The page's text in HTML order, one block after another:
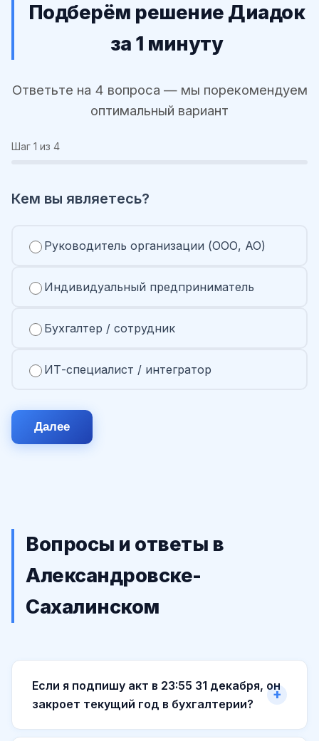
Подберём решение Диадок
за 1 минуту
Ответьте на 4 вопроса — мы порекомендуем
оптимальный вариант
Шаг 1 из 4
Кем вы являетесь?
Руководитель организации (ООО, АО)
Индивидуальный предприниматель
Бухгалтер / сотрудник
ИТ-специалист / интегратор
Далее
Вопросы и ответы в
Александровске-
Сахалинском
Если я подпишу акт в 23:55 31 декабря, он
закроет текущий год в бухгалтерии?